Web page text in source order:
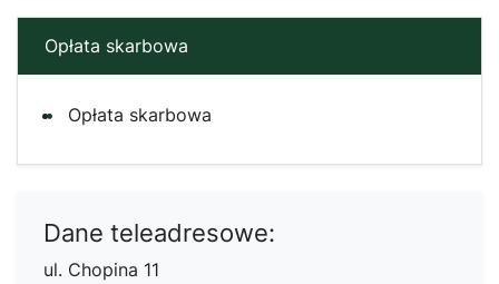
Opłata skarbowa
Opłata skarbowa
Dane teleadresowe:
ul. Chopina 11